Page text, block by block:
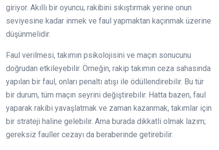
giriyor. Akıllı bir oyuncu, rakibini sıkıştırmak yerine onun
seviyesine kadar inmek ve faul yapmaktan kaçınmak üzerine
düşünmelidir.
Faul verilmesi, takımın psikolojisini ve maçın sonucunu
doğrudan etkileyebilir. Örneğin, rakip takımın ceza sahasında
yapılan bir faul, onları penaltı atışı ile ödüllendirebilir. Bu tür
bir durum, tüm maçın seyrini değiştirebilir. Hatta bazen, faul
yaparak rakibi yavaşlatmak ve zaman kazanmak, takımlar için
bir strateji haline gelebilir. Ama burada dikkatli olmak lazım;
gereksiz fauller cezayı da beraberinde getirebilir.